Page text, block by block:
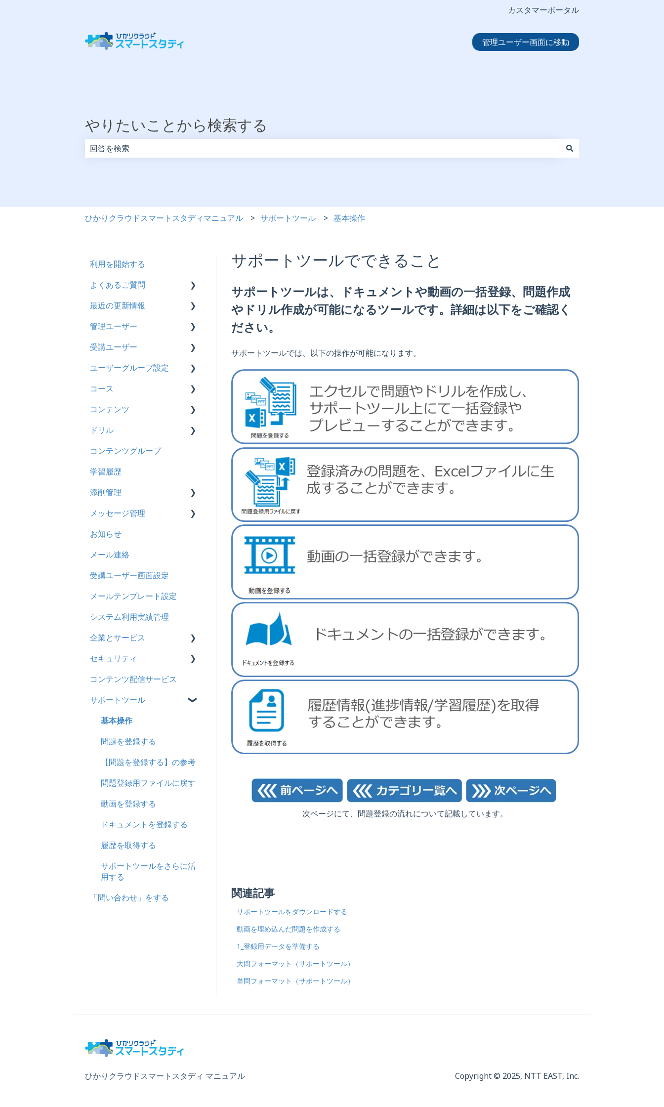
カスタマーポータル
管理ユーザー画面に移動
やりたいことから検索する
ひかりクラウドスマートスタディマニュアル サポートツール 基本操作
サポートツールでできること
サポートツールは、ドキュメントや動画の一括登録、問題作成
やドリル作成が可能になるツールです。詳細は以下をご確認く
ださい。
サポートツールでは、以下の操作が可能になります。
次ページにて、問題登録の流れについて記載しています。
関連記事
サポートツールをダウンロードする
動画を埋め込んだ問題を作成する
1_登録用データを準備する
大問フォーマット（サポートツール）
単問フォーマット（サポートツール）
利用を開始する
よくあるご質問
契約
トライアル
カスタマイズ
インターネット・セキュリ
ザー
履歴
コンテンツ
CSV
ドキュメント
ビデオ
ドリル
メール
メッセージ
お知らせ
多言語変換
助成金
最近の更新情報
2026年8月アップデート
2026年2月アップデート
2025年10月アップデート
2025年9月アップデート
2025年3月アップデート
2024年12月アップデート
2024年8月アップデート
2024年5月アップデート
2023年12月アップデート
2023年11月アップデート
2023年8月アップデート
2023年4月アップデート
管理ユーザー
管理ユーザーの統合につい
受講ユーザー
基本操作
【新レイアウト】受講ユー
編集について
ユーザーグループ設定
【新レイアウト】ユーザー
グループ設定
コース
基本操作
新レイアウト
旧レイアウト
コース詳細設定の参考
ストレスチェック
CSVについて
コンテンツ
ビデオ
ドキュメント
多言語表示
リンク
ドリル
概要
問題について
ドリルについて
【問題・ドリル】の参考
ドリルスキンについて
問題属性
コンテンツグループ
学習履歴
添削管理
概要
基本操作
採点権限のみを持ったユー
ユーザ
メッセージ管理
基本操作
リンクメッセージスレッド
お知らせ
メール連絡
受講ユーザー画面設定
メールテンプレート設定
システム利用実績管理
企業とサービス
用語の定義
企業について
統合ユーザーについて
サービスについて
セキュリティ
シングルサインオン設定
証明書認証
MFA(多要素認証)
コンテンツ配信サービス
サポートツール
基本操作
問題を登録する
【問題を登録する】の参考
問題登録用ファイルに戻す
動画を登録する
ドキュメントを登録する
履歴を取得する
サポートツールをさらに活
用する
「問い合わせ」をする
ひかりクラウドスマートスタディ マニュアル Copyright © 2025, NTT EAST, Inc.